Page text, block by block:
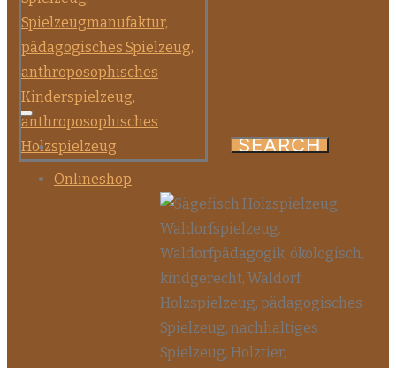
Onlineshop